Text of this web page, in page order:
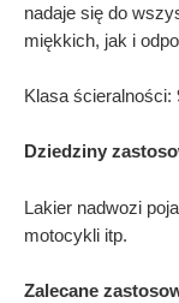
nadaje się do
miękkich, jak i
Klasa ścieralności:
Dziedziny
Lakier nadwozi
motocykli itp.
Zalecane